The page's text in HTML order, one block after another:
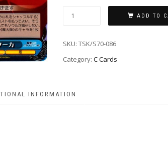
ADD TO
SKU: TSK/S70-086
Category: C Cards
INFORMATION